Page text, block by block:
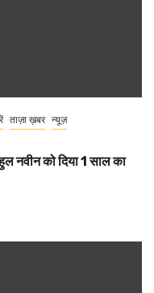
ताज़ा ख़बर न्यूज़
नवीन को दिया 1 साल का